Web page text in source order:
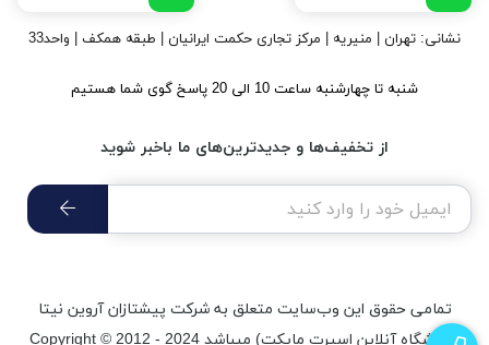
نشانی: تهران | منیریه | مرکز تجاری حکمت ایرانیان | طبقه همکف | واحد33
شنبه تا چهارشنبه ساعت 10 الی 20 پاسخ گوی شما هستیم
از تخفیف‌ها و جدیدترین‌های ما باخبر شوید
تمامی حقوق اين وب‌سايت متعلق به شرکت پیشتازان آروین نیتا
(فروشگاه آنلاین اسپرت مایکت) میباشد Copyright © 2012 - 2024